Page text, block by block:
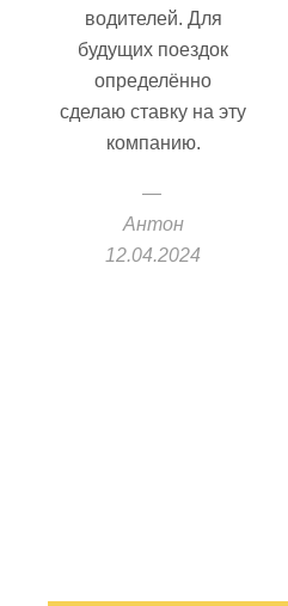
водителей. Для
будущих поездок
определённо
сделаю ставку на эту
компанию.
Антон
12.04.2024